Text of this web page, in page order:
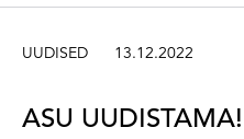
UUDISED 13.12.2022
ASU